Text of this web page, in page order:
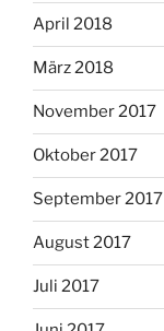
April 2018
März 2018
November 2017
Oktober 2017
September 2017
August 2017
Juli 2017